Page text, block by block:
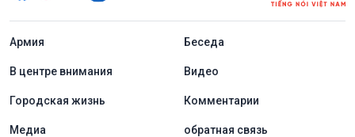
menu footer tiếng Nga
Aрмия Беседа
В центре внимания Видео
Городская жизнь Комментарии
Медиа обратная связь